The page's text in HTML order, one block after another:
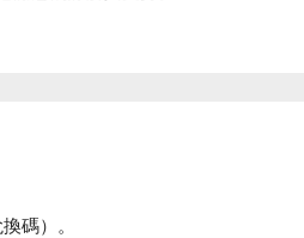
碼）。